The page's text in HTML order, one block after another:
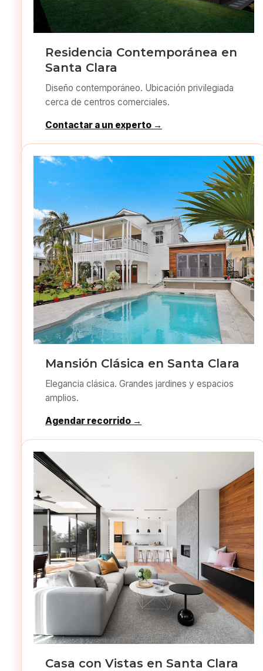
Residencia Contemporánea en
Santa Clara
Diseño contemporáneo. Ubicación privilegiada
cerca de centros comerciales.
Contactar a un experto →
Mansión Clásica en Santa Clara
Elegancia clásica. Grandes jardines y espacios
amplios.
Agendar recorrido →
Casa con Vistas en Santa Clara